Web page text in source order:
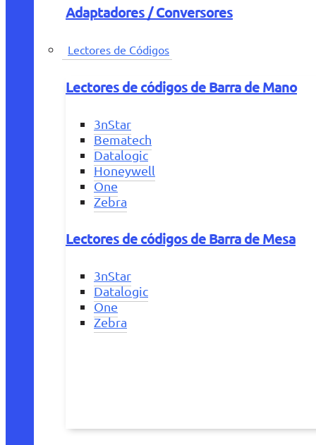
Adaptadores / Conversores
Lectores de Códigos
Lectores de códigos de Barra de Mano
3nStar
Bematech
Datalogic
Honeywell
One
Zebra
Lectores de códigos de Barra de Mesa
3nStar
Datalogic
One
Zebra